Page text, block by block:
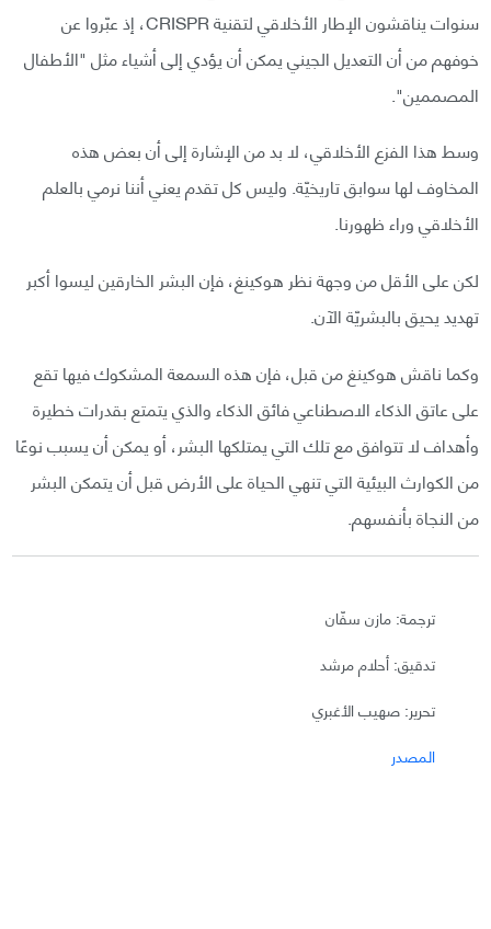
سنوات يناقشون الإطار الأخلاقي لتقنية CRISPR، إذ عبّروا عن
خوفهم من أن التعديل الجيني يمكن أن يؤدي إلى أشياء مثل "الأطفال
المصممين".
وسط هذا الفزع الأخلاقي، لا بد من الإشارة إلى أن بعض هذه
المخاوف لها سوابق تاريخيّة. وليس كل تقدم يعني أننا نرمي بالعلم
الأخلاقي وراء ظهورنا.
لكن على الأقل من وجهة نظر هوكينغ، فإن البشر الخارقين ليسوا أكبر
تهديد يحيق بالبشريّة الآن.
وكما ناقش هوكينغ من قبل، فإن هذه السمعة المشكوك فيها تقع
على عاتق الذكاء الاصطناعي فائق الذكاء والذي يتمتع بقدرات خطيرة
وأهداف لا تتوافق مع تلك التي يمتلكها البشر، أو يمكن أن يسبب نوعًا
من الكوارث البيئية التي تنهي الحياة على الأرض قبل أن يتمكن البشر
من النجاة بأنفسهم.
ترجمة: مازن سفّان
تدقيق: أحلام مرشد
تحرير: صهيب الأغبري
المصدر